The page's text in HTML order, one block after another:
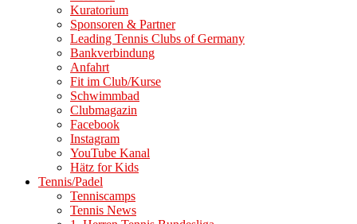
Kuratorium
Sponsoren & Partner
Leading Tennis Clubs of Germany
Bankverbindung
Anfahrt
Fit im Club/Kurse
Schwimmbad
Clubmagazin
Facebook
Instagram
YouTube Kanal
Hätz for Kids
Tennis/Padel
Tenniscamps
Tennis News